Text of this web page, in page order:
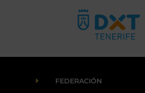
E FEDERACIÓN